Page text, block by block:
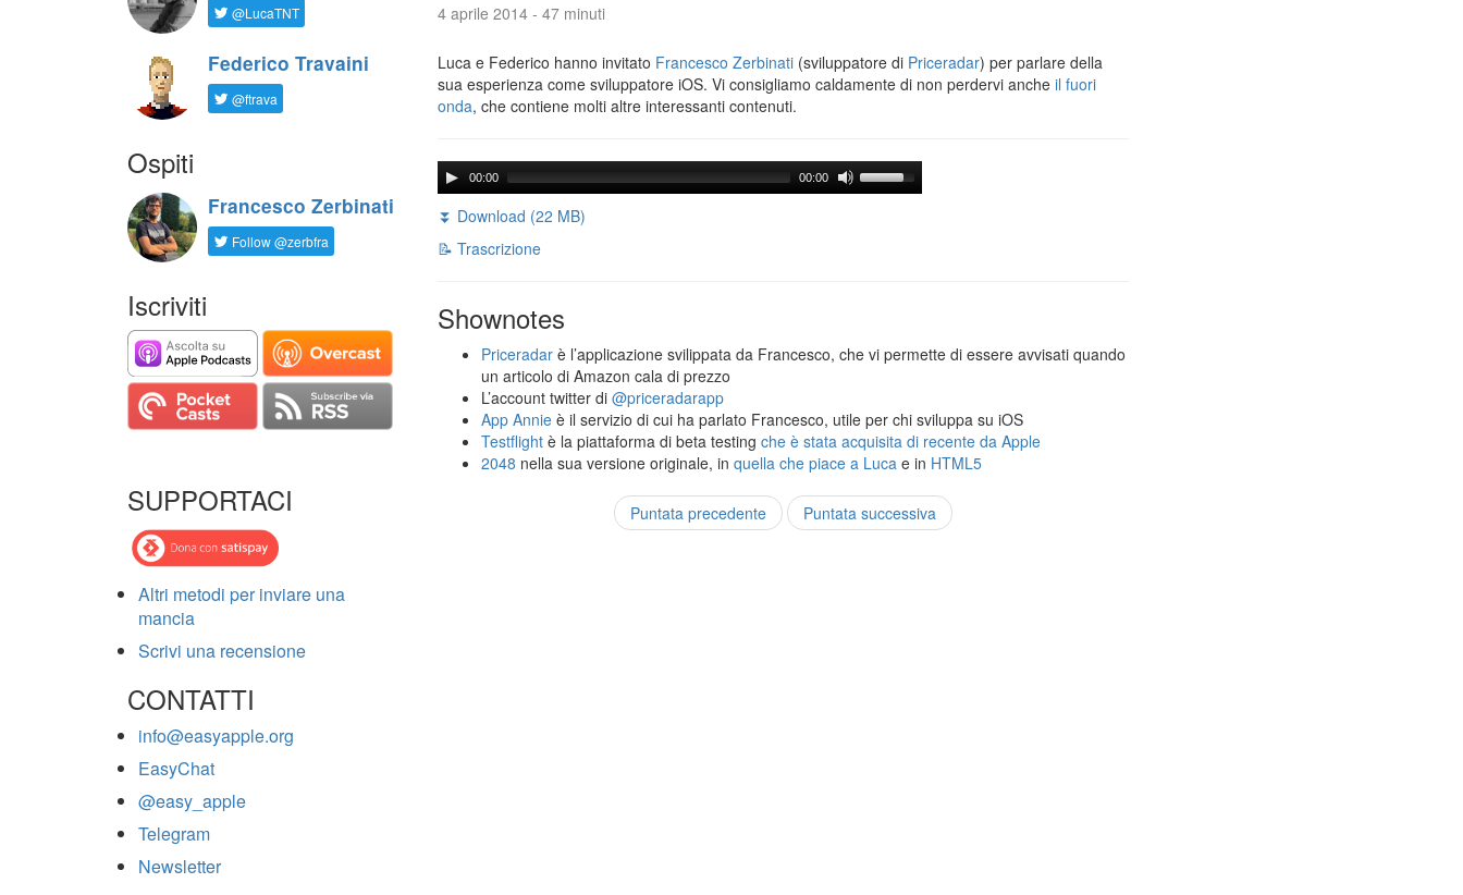
@LucaTNT
Federico Travaini
@ftrava
Ospiti
Francesco Zerbinati
Follow @zerbfra
Iscriviti
SUPPORTACI
Altri metodi per inviare una
mancia
Scrivi una recensione
CONTATTI
info@easyapple.org
EasyChat
@easy_apple
Telegram
Newsletter
4 aprile 2014 - 47 minuti
Luca e Federico hanno invitato Francesco Zerbinati (sviluppatore di Priceradar) per parlare della
sua esperienza come sviluppatore iOS. Vi consigliamo caldamente di non perdervi anche il fuori
onda, che contiene molti altre interessanti contenuti.
00:00 00:00
⏬ Download (22 MB)
📝 Trascrizione
Shownotes
Priceradar è l’applicazione svilippata da Francesco, che vi permette di essere avvisati quando
un articolo di Amazon cala di prezzo
L’account twitter di @priceradarapp
App Annie è il servizio di cui ha parlato Francesco, utile per chi sviluppa su iOS
Testflight è la piattaforma di beta testing che è stata acquisita di recente da Apple
2048 nella sua versione originale, in quella che piace a Luca e in HTML5
Puntata precedente Puntata successiva